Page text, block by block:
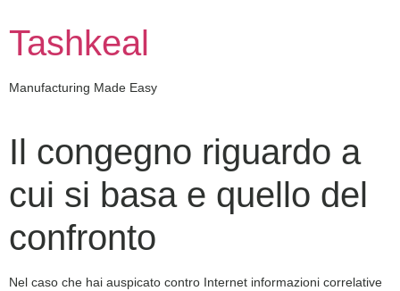
content
Tashkeal
Manufacturing Made Easy
Il congegno riguardo a
cui si basa e quello del
confronto
Nel caso che hai auspicato contro Internet informazioni correlative